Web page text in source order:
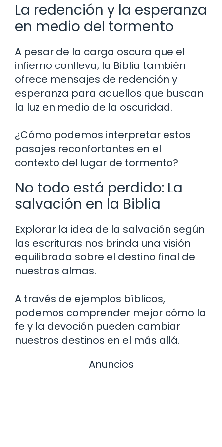
La redención y la esperanza
en medio del tormento
A pesar de la carga oscura que el
infierno conlleva, la Biblia también
ofrece mensajes de redención y
esperanza para aquellos que buscan
la luz en medio de la oscuridad.
¿Cómo podemos interpretar estos
pasajes reconfortantes en el
contexto del lugar de tormento?
No todo está perdido: La
salvación en la Biblia
Explorar la idea de la salvación según
las escrituras nos brinda una visión
equilibrada sobre el destino final de
nuestras almas.
A través de ejemplos bíblicos,
podemos comprender mejor cómo la
fe y la devoción pueden cambiar
nuestros destinos en el más allá.
Anuncios